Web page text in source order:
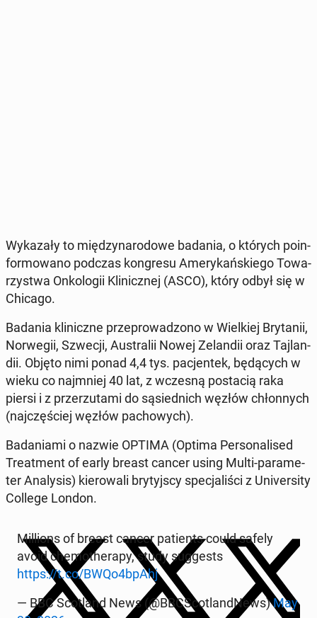
Wy­ka­za­ły to mię­dzy­na­ro­do­we badania, o których po­in­
for­mo­wa­no podczas kon­gre­su Ame­ry­kań­skie­go To­wa­
rzy­stwa On­ko­lo­gii Kli­nicz­nej (ASCO), który odbył się w
Chicago.
Badania kli­nicz­ne prze­pro­wa­dzo­no w Wiel­kiej Bry­ta­nii,
Nor­we­gii, Szwecji, Au­stra­lii Nowej Ze­lan­dii oraz Taj­lan­
dii. Objęto nimi ponad 4,4 tys. pa­cjen­tek, bę­dą­cych w
wieku co naj­mniej 40 lat, z wczesną po­sta­cią raka
piersi i z prze­rzu­ta­mi do są­sied­nich węzłów chłon­nych
(naj­czę­ściej węzłów pa­cho­wych).
Ba­da­nia­mi o nazwie OPTIMA (Optima Per­so­na­li­sed
Tre­at­ment of early breast cancer using Multi-pa­ra­me­
ter Ana­ly­sis) kie­ro­wa­li bry­tyj­scy spe­cja­li­ści z Uni­ver­si­ty
College London.
Mil­lions of breast cancer pa­tients could safely
avoid che­mo­the­ra­py, study sug­ge­sts
https://t.co/BWQo4bpAhj
— BBC Sco­tland News (@BBC­Sco­tland­News)May